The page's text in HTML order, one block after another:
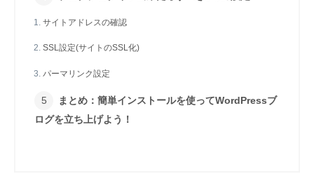
サイトアドレスの確認
SSL設定(サイトのSSL化)
パーマリンク設定
まとめ：簡単インストールを使ってWordPressブ
ログを立ち上げよう！